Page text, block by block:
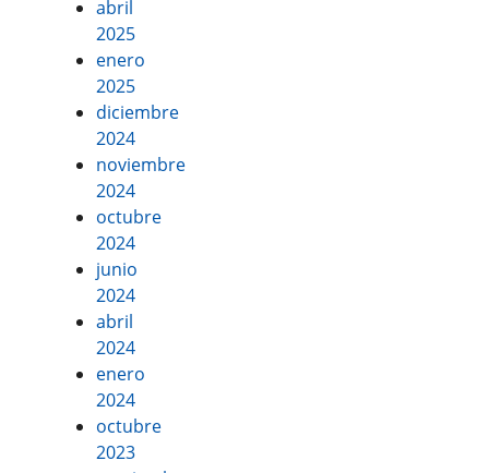
abril
2025
enero
2025
diciembre
2024
noviembre
2024
octubre
2024
junio
2024
abril
2024
enero
2024
octubre
2023